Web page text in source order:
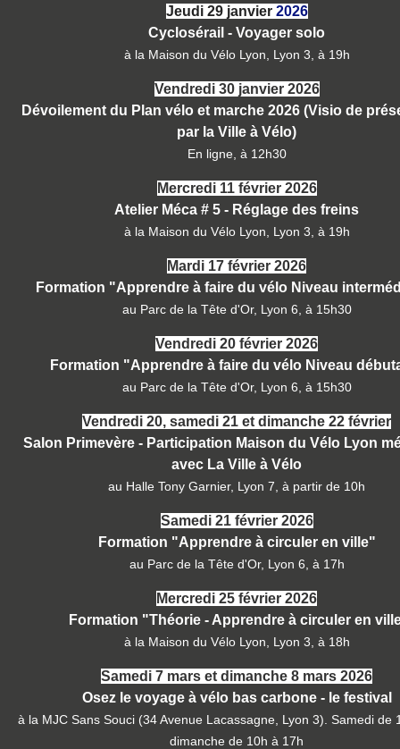
Jeudi 29 janvier 2026
Cyclosérail - Voyager solo
à la Maison du Vélo Lyon, Lyon 3, à 19h
Vendredi 30 janvier 2026
Dévoilement du Plan vélo et marche 2026 (Visio de
par la Ville à Vélo)
En ligne, à 12h30
Mercredi 11 février 2026
Atelier Méca # 5 - Réglage des freins
à la Maison du Vélo Lyon, Lyon 3, à 19h
Mardi 17 février 2026
Formation "Apprendre à faire du vélo Niveau
au Parc de la Tête d'Or, Lyon 6, à 15h30
Vendredi 20 février 2026
Formation "Apprendre à faire du vélo Niveau
au Parc de la Tête d'Or, Lyon 6, à 15h30
Vendredi 20, samedi 21 et dimanche 22 février
Salon Primevère - Participation Maison du Vélo Lyon
avec La Ville à Vélo
au Halle Tony Garnier, Lyon 7, à partir de 10h
Samedi 21 février 2026
Formation "Apprendre à circuler en ville"
au Parc de la Tête d'Or, Lyon 6, à 17h
Mercredi 25 février 2026
Formation "Théorie - Apprendre à circuler en
à la Maison du Vélo Lyon, Lyon 3, à 18h
Samedi 7 mars et dimanche 8 mars 2026
Osez le voyage à vélo bas carbone - le festival
à la MJC Sans Souci (34 Avenue Lacassagne, Lyon 3). Samedi de
dimanche de 10h à 17h